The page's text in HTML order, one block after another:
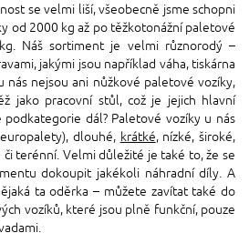
se velmi liší, všeobecně jsme schopni
od 2000 kg až po těžkotonážní paletové
Náš sortiment je velmi různorodý –
jakými jsou například váha, tiskárna
nás nejsou ani nůžkové paletové vozíky,
jako pracovní stůl, což je jejich hlavní
podkategorie dál? Paletové vozíky u nás
dlouhé, krátké, nízké, široké,
terénní. Velmi důležité je také to, že se
dokoupit jakékoli náhradní díly. A
ta oděrka – můžete zavítat také do
vozíků, které jsou plně funkční, pouze